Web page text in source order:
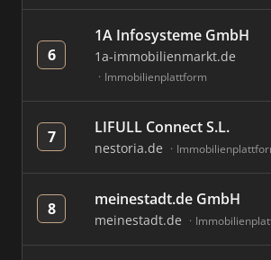
6
1A Infosysteme GmbH
1a-immobilienmarkt.de
Immobilienplattform
7 LIFULL Connect S.L.
nestoria.de
8 meinestadt.de GmbH
meinestadt.de